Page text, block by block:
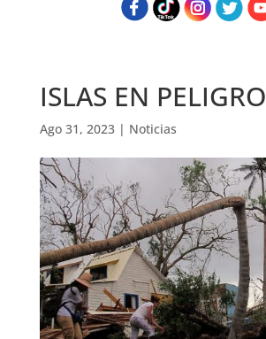
ISLAS EN PELIGRO
Ago 31, 2023| Noticias